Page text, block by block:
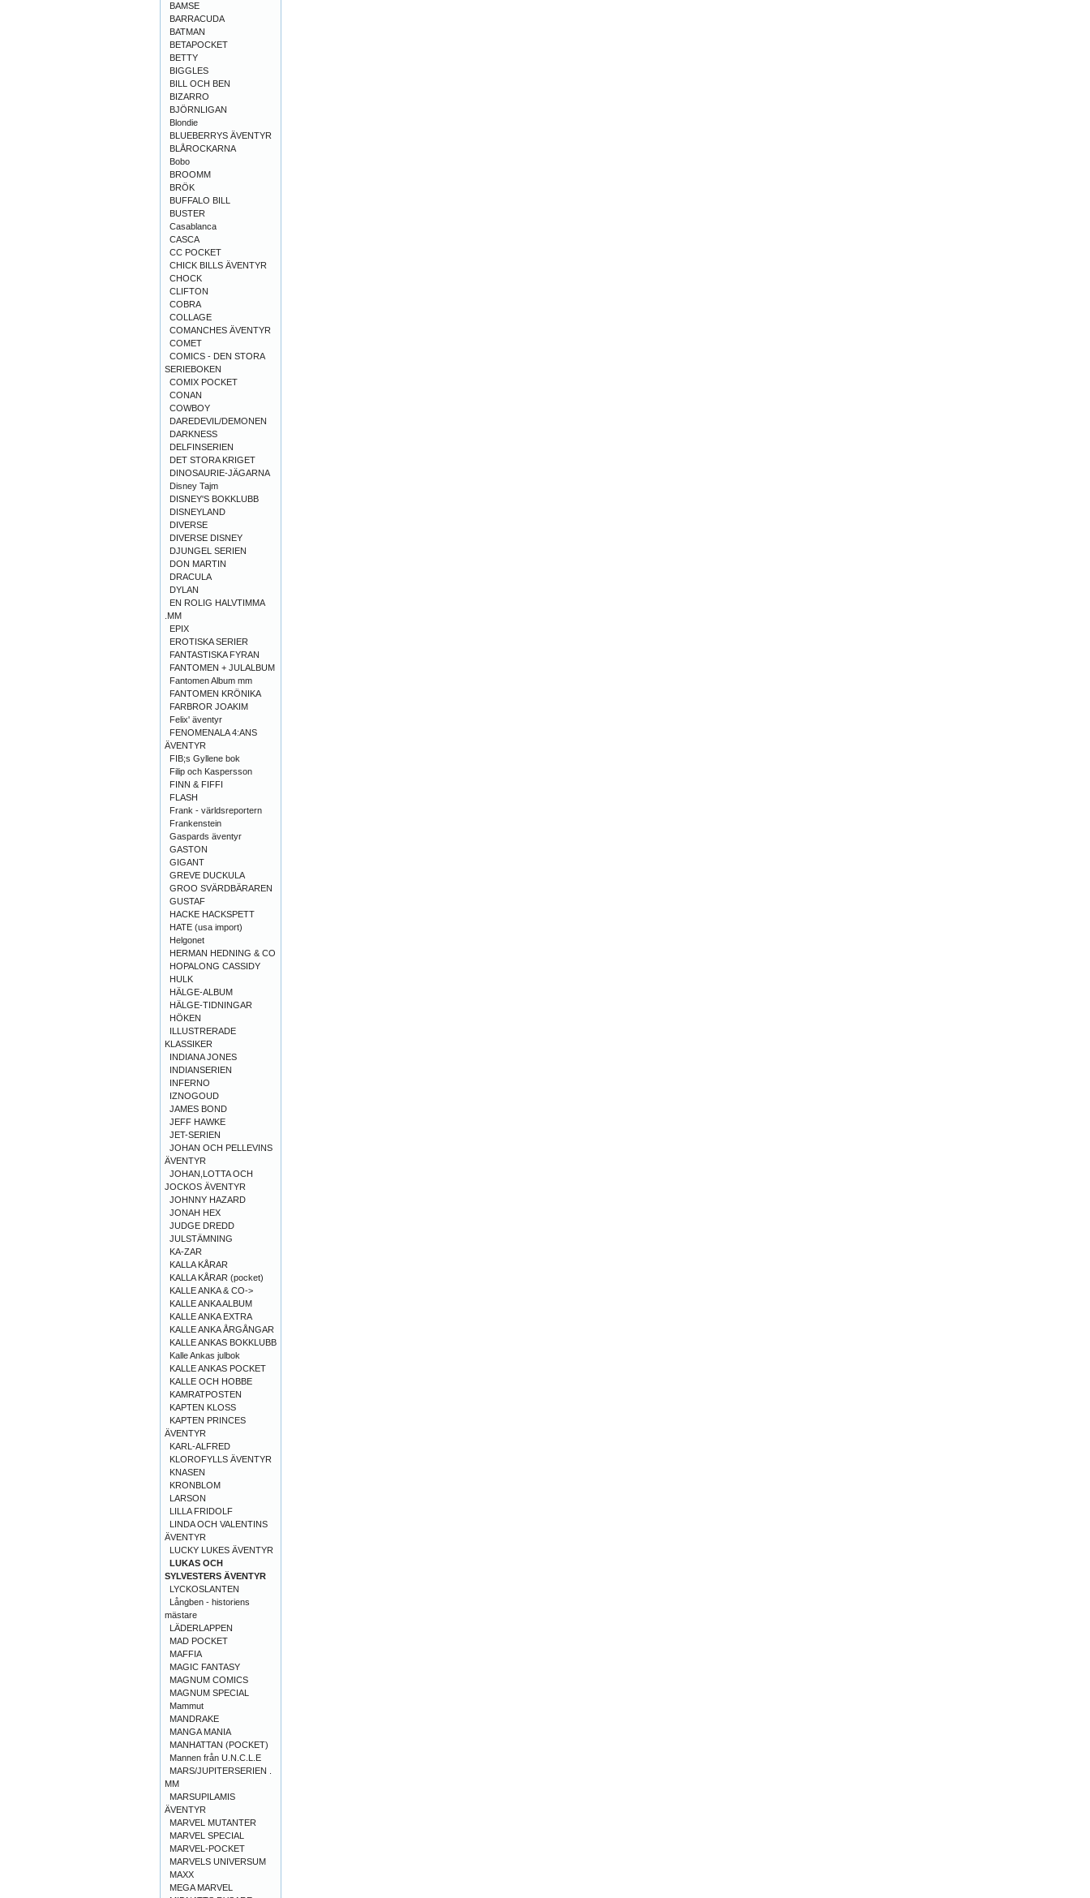
BAMSE
BARRACUDA
BATMAN
BETAPOCKET
BETTY
BIGGLES
BILL OCH BEN
BIZARRO
BJÖRNLIGAN
Blondie
BLUEBERRYS ÄVENTYR
BLÅROCKARNA
Bobo
BROOMM
BRÖK
BUFFALO BILL
BUSTER
Casablanca
CASCA
CC POCKET
CHICK BILLS ÄVENTYR
CHOCK
CLIFTON
COBRA
COLLAGE
COMANCHES ÄVENTYR
COMET
COMICS - DEN STORA
SERIEBOKEN
COMIX POCKET
CONAN
COWBOY
DAREDEVIL/DEMONEN
DARKNESS
DELFINSERIEN
DET STORA KRIGET
DINOSAURIE-JÄGARNA
Disney Tajm
DISNEY'S BOKKLUBB
DISNEYLAND
DIVERSE
DIVERSE DISNEY
DJUNGEL SERIEN
DON MARTIN
DRACULA
DYLAN
EN ROLIG HALVTIMMA
.MM
EPIX
EROTISKA SERIER
FANTASTISKA FYRAN
FANTOMEN + JULALBUM
Fantomen Album mm
FANTOMEN KRÖNIKA
FARBROR JOAKIM
Felix' äventyr
FENOMENALA 4:ANS
ÄVENTYR
FIB;s Gyllene bok
Filip och Kaspersson
FINN & FIFFI
FLASH
Frank - världsreportern
Frankenstein
Gaspards äventyr
GASTON
GIGANT
GREVE DUCKULA
GROO SVÄRDBÄRAREN
GUSTAF
HACKE HACKSPETT
HATE (usa import)
Helgonet
HERMAN HEDNING & CO
HOPALONG CASSIDY
HULK
HÄLGE-ALBUM
HÄLGE-TIDNINGAR
HÖKEN
ILLUSTRERADE
KLASSIKER
INDIANA JONES
INDIANSERIEN
INFERNO
IZNOGOUD
JAMES BOND
JEFF HAWKE
JET-SERIEN
JOHAN OCH PELLEVINS
ÄVENTYR
JOHAN,LOTTA OCH
JOCKOS ÄVENTYR
JOHNNY HAZARD
JONAH HEX
JUDGE DREDD
JULSTÄMNING
KA-ZAR
KALLA KÅRAR
KALLA KÅRAR (pocket)
KALLE ANKA & CO->
KALLE ANKA ALBUM
KALLE ANKA EXTRA
KALLE ANKA ÅRGÅNGAR
KALLE ANKAS BOKKLUBB
Kalle Ankas julbok
KALLE ANKAS POCKET
KALLE OCH HOBBE
KAMRATPOSTEN
KAPTEN KLOSS
KAPTEN PRINCES
ÄVENTYR
KARL-ALFRED
KLOROFYLLS ÄVENTYR
KNASEN
KRONBLOM
LARSON
LILLA FRIDOLF
LINDA OCH VALENTINS
ÄVENTYR
LUCKY LUKES ÄVENTYR
LUKAS OCH
SYLVESTERS ÄVENTYR
LYCKOSLANTEN
Långben - historiens
mästare
LÄDERLAPPEN
MAD POCKET
MAFFIA
MAGIC FANTASY
MAGNUM COMICS
MAGNUM SPECIAL
Mammut
MANDRAKE
MANGA MANIA
MANHATTAN (POCKET)
Mannen från U.N.C.L.E
MARS/JUPITERSERIEN .
MM
MARSUPILAMIS
ÄVENTYR
MARVEL MUTANTER
MARVEL SPECIAL
MARVEL-POCKET
MARVELS UNIVERSUM
MAXX
MEGA MARVEL